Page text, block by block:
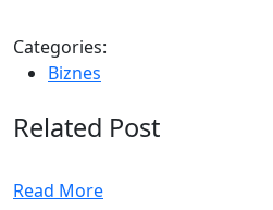
Categories:
Biznes
Related Post
Read More